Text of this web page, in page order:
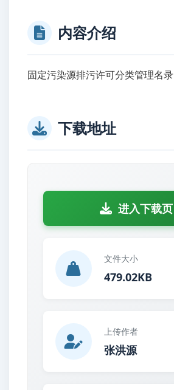
内容介绍
固定污染源排污许可分类管理名录
下载地址
进入下载页
文件大小
479.02KB
上传作者
张洪源